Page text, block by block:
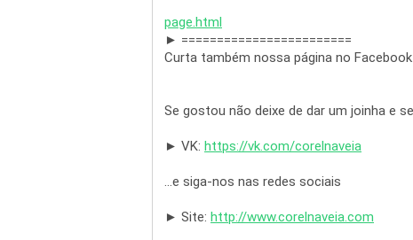
page.html
► ========================
Curta também nossa página no Facebook
► VK: https://vk.com/corelnaveia
...e siga-nos nas redes sociais
► Site: http://www.corelnaveia.com